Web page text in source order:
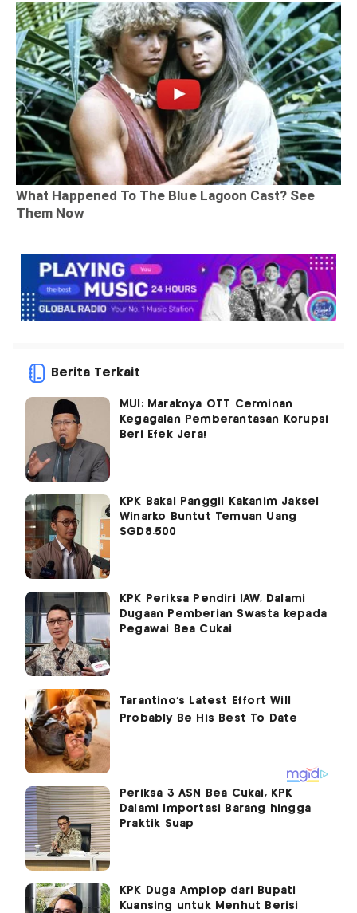
Berita Terkait
MUI: Maraknya OTT Cerminan
Kegagalan Pemberantasan Korupsi
Beri Efek Jera!
KPK Bakal Panggil Kakanim Jaksel
Winarko Buntut Temuan Uang
SGD8.500
KPK Periksa Pendiri IAW, Dalami
Dugaan Pemberian Swasta kepada
Pegawai Bea Cukai
Periksa 3 ASN Bea Cukai, KPK
Dalami Importasi Barang hingga
Praktik Suap
KPK Duga Amplop dari Bupati
Kuansing untuk Menhut Berisi